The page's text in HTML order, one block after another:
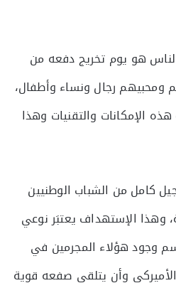
هو يوم تخريج دفعه من
ومحبيهم رجال ونساء وأطفال،
الإمكانات والتقنيات وهذا
كامل من الشباب الوطنيين
وهذا الإستهداف يعتبَر نوعي
وجود هؤلاء المجرمين في
وأن يتلقى صفعه قوية